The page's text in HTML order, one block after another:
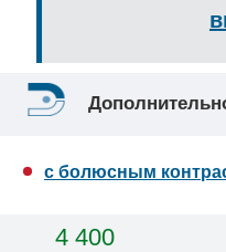
с болюсным
4 400